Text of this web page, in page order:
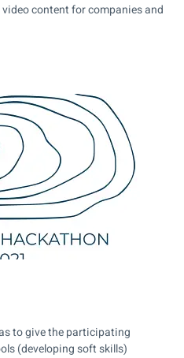
content for companies and
to give the participating
(developing soft skills)